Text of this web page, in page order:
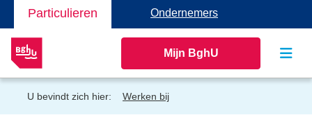
Particulieren Ondernemers
Mijn BghU
U bevindt zich hier: Werken bij